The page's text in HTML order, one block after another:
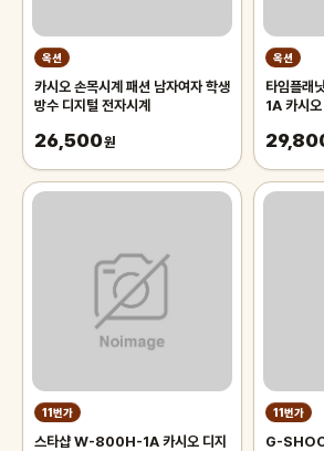
옥션
카시오 손목시계 패션 남자여자 학생
방수 디지털 전자시계
26,500원
옥션
타임플
1A 카시
시계 메탈
11번가
스타샵 W-800H-1A 카시오 디지
11번가
G-SHOCK